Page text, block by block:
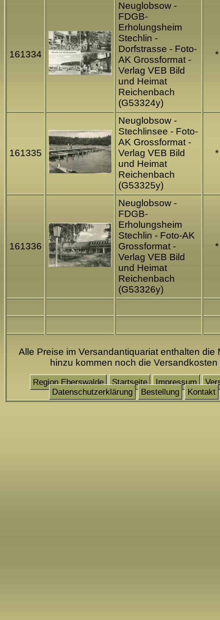
161334
Neuglobsow -
FDGB-
Erholungsheim
Stechlin -
Dorfstrasse - Foto-
AK Grossformat -
Verlag VEB Bild
und Heimat
Reichenbach
(G53324y)
*
161335
Neuglobsow -
Stechlinsee - Foto-
AK Grossformat -
Verlag VEB Bild
und Heimat
Reichenbach
(G53325y)
*
161336
Neuglobsow -
FDGB-
Erholungsheim
Stechlin - Foto-AK
Grossformat -
Verlag VEB Bild
und Heimat
Reichenbach
(G53326y)
*
Alle Preise im Versandantiquariat enthalten die
hinzu kommen noch die Versandkosten
Region Eberswalde Startseite Impressum
Datenschutzerklärung
Bestellung Kontakt